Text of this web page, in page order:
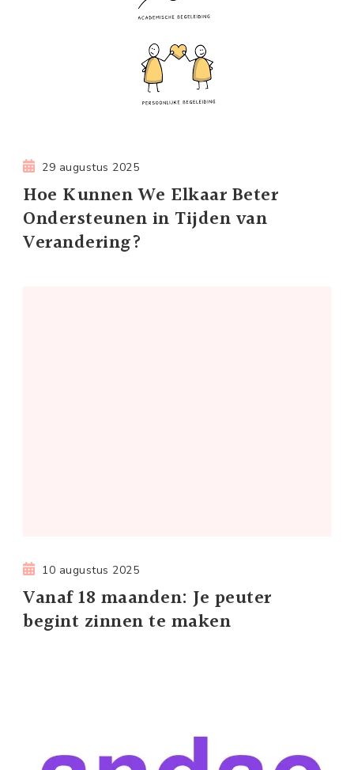
29 augustus 2025
Hoe Kunnen We Elkaar Beter
Ondersteunen in Tijden van
Verandering?
10 augustus 2025
Vanaf 18 maanden: Je peuter
begint zinnen te maken